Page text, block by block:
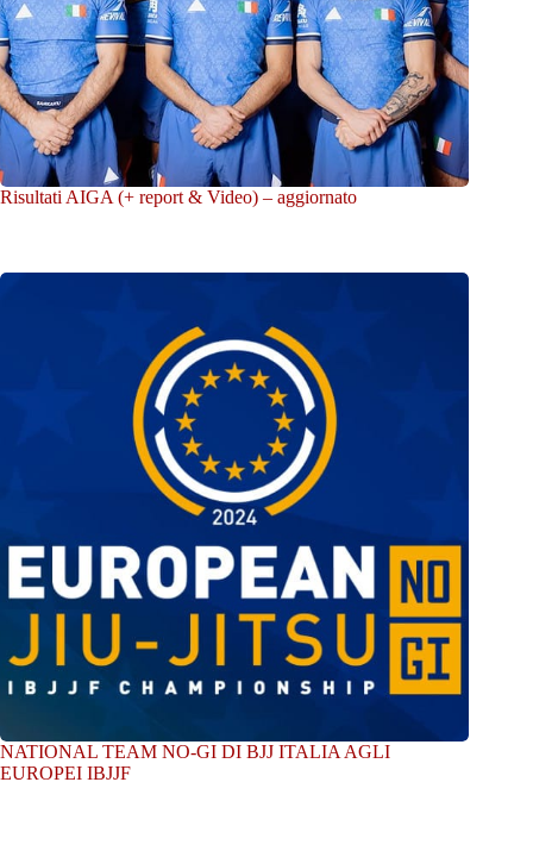
Risultati AIGA (+ report & Video) – aggiornato
NATIONAL TEAM NO-GI DI BJJ ITALIA AGLI
EUROPEI IBJJF